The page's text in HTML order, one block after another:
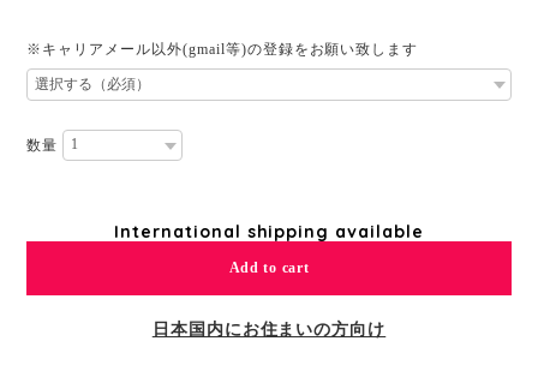
※キャリアメール以外(gmail等)の登録をお願い致します
数量
International shipping available
Add to cart
日本国内にお住まいの方向け